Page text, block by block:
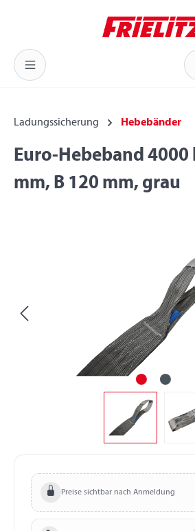
Zum Hauptinhalt springen
Ladungssicherung Hebebänder
Euro-Hebeband 4000
mm, B 120 mm, grau
Preise sichtbar nach Anmeldung